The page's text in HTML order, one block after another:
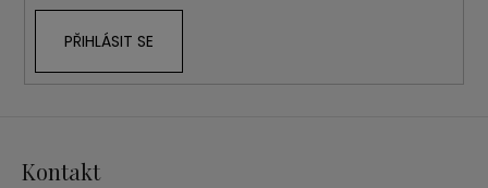
PŘIHLÁSIT SE
Kontakt